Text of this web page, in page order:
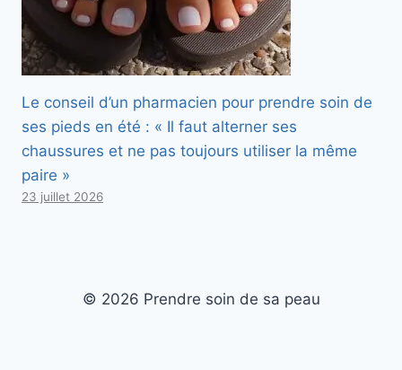
Le conseil d’un pharmacien pour prendre soin de
ses pieds en été : « Il faut alterner ses
chaussures et ne pas toujours utiliser la même
paire »
23 juillet 2026
© 2026 Prendre soin de sa peau